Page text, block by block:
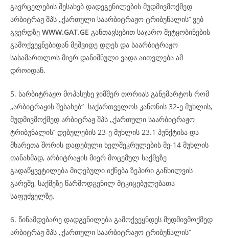
გავრცელების შესახებ დადეგენილების მუდმივმოქმედ
არბიტრაჟ შპს ,,ქართული საარბიტრაჟო ტრიბუნალის’’ ვებ
გვერდზე WWW.GAT.GE განთავსებით საჯარო შეტყობინების
გამოქვეყნებიდან მეშვიდე დღეს და საარბიტრაჟო
სასამართლოს მიერ დანიშნული ვადა აითვლება ამ
დროიდან.
5. სარბიტრაჟო მოპასუხე ჯიმშერ თორიას განემარტოს რომ
,,არბიტრაჟის შესახებ“ საქართველოს კანონის 32-ე მუხლის,
მუდმივმოქმედ არბიტრაჟ შპს ,,ქართული საარბიტრაჟო
ტრიბუნალის’’ დებულების 23-ე მუხლის 23.1 პუნქტისა და
მხარეთა შორის დადებული ხელშეკრულების მე-14 მუხლის
თანახმად, არბიტრაჟის მიერ მოცემულ საქმეზე
გადაწყვეტილება მიღებული იქნება ზეპირი განხილვის
გარეშე, საქმეზე წარმოდგენილ მტკიცებულებათა
საფუძველზე.
6. წინამდებარე დადგენილება გამოქვეყნდეს მუდმივმოქმედ
არბიტრაჟ შპს ,,ქართული საარბიტრაჟო ტრიბუნალის’’